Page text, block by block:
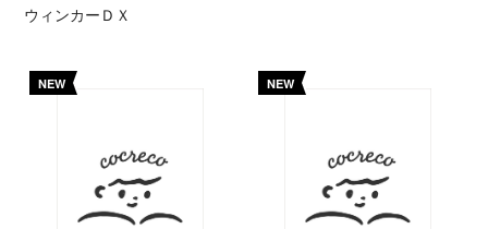
ウィンカーＤＸ
NEW NEW